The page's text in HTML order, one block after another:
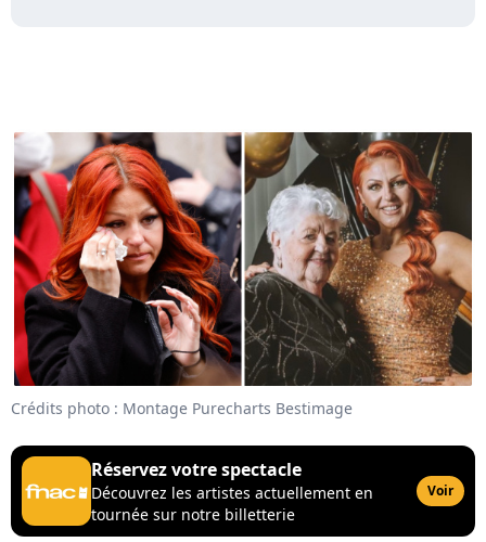
Crédits photo : Montage Purecharts Bestimage
Réservez votre spectacle
Découvrez les artistes actuellement en
tournée sur notre billetterie
Voir